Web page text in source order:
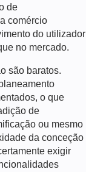
de
comércio
do utilizador
no mercado.
são baratos.
o que
de
ou mesmo
da conceção
exigir